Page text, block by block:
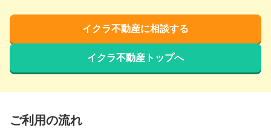
イクラ不動産に相談する
イクラ不動産トップへ
ご利用の流れ